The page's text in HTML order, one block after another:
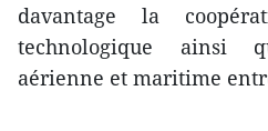
davantage la
technologique ainsi
aérienne et maritime